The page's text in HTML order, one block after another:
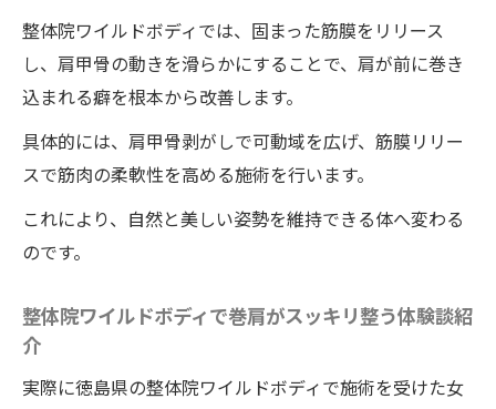
整体院ワイルドボディでは、固まった筋膜をリリース
し、肩甲骨の動きを滑らかにすることで、肩が前に巻き
込まれる癖を根本から改善します。
具体的には、肩甲骨剥がしで可動域を広げ、筋膜リリー
スで筋肉の柔軟性を高める施術を行います。
これにより、自然と美しい姿勢を維持できる体へ変わる
のです。
整体院ワイルドボディで巻肩がスッキリ整う体験談紹
介
実際に徳島県の整体院ワイルドボディで施術を受けた女